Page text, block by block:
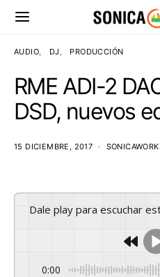
AUDIO DJ PRODUCCIÓN
RME ADI-2
DSD, nuevos
15 DICIEMBRE, 2017
Dale play para escuchar
0:00